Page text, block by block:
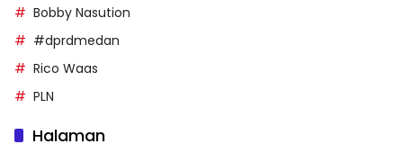
Bobby Nasution
#dprdmedan
Rico Waas
PLN
Halaman